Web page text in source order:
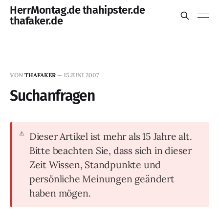
HerrMontag.de thahipster.de
thafaker.de
VON THAFAKER — 15 JUNI 2007
Suchanfragen
Dieser Artikel ist mehr als 15 Jahre alt.
Bitte beachten Sie, dass sich in dieser
Zeit Wissen, Standpunkte und
persönliche Meinungen geändert
haben mögen.